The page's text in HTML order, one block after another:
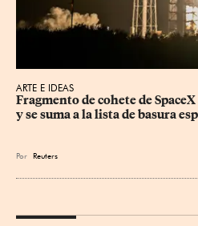
ARTE E IDEAS
Fragmento de cohete de
y se suma a la lista de basura
Por Reuters